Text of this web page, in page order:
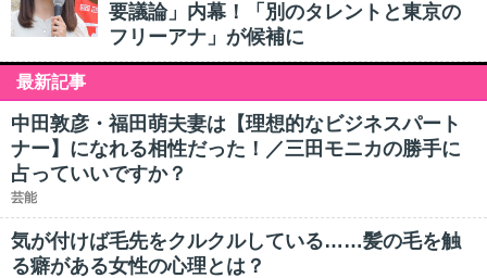
要議論」内幕！「別のタレントと東京の
フリーアナ」が候補に
最新記事
中田敦彦・福田萌夫妻は【理想的なビジネスパート
ナー】になれる相性だった！／三田モニカの勝手に
占っていいですか？
芸能
気が付けば毛先をクルクルしている……髪の毛を触
る癖がある女性の心理とは？